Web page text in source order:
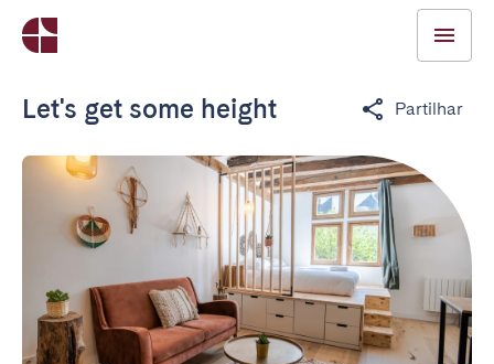
Let's get some height Partilhar